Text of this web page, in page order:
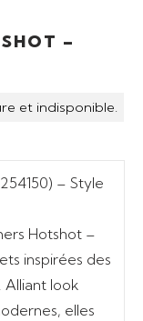
–
et indisponible.
– Style
Hotshot –
inspirées des
Alliant look
, elles